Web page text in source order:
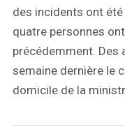
des incidents ont
quatre personnes
précédemment. Des
semaine dernière le
domicile de la